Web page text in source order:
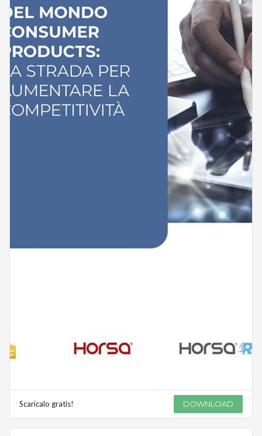
Scaricalo gratis! DOWNLOAD